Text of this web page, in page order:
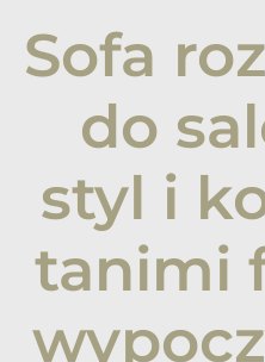
Sofa
do
styl i
tanimi